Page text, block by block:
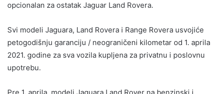
opcionalan za ostatak Jaguar Land Rovera.
Svi modeli Jaguara, Land Rovera i Range Rovera usvojiće
petogodišnju garanciju / neograničeni kilometar od 1. aprila
2021. godine za sva vozila kupljena za privatnu i poslovnu
upotrebu.